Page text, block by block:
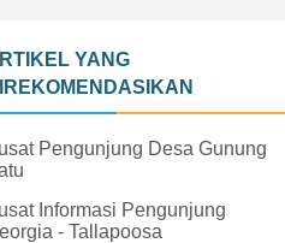
YANG
Pengunjung Desa Gunung
Informasi Pengunjung
- Tallapoosa